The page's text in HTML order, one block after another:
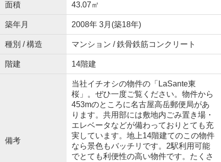
面積 43.07㎡
築年月 2008年 3月(築18年)
種別 / 構造 マンション / 鉄骨鉄筋コンクリート
階建 14階建
備考
当社イチオシの物件の「LaSante東
桜」。ぜひ一度ご覧ください。物件から
453mのところに名古屋高岳郵便局があ
ります。共用部には敷地内ごみ置き場・
エレベータなどが備わっておりとても充
実しています。地上14階建てのこの物件
なら景色もバッチリです。2駅利用可能
でとても利便性の高い物件です。たくさ